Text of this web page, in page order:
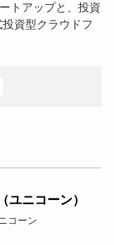
トアップと、投資
資型クラウドフ
ユニコーン）
コーン